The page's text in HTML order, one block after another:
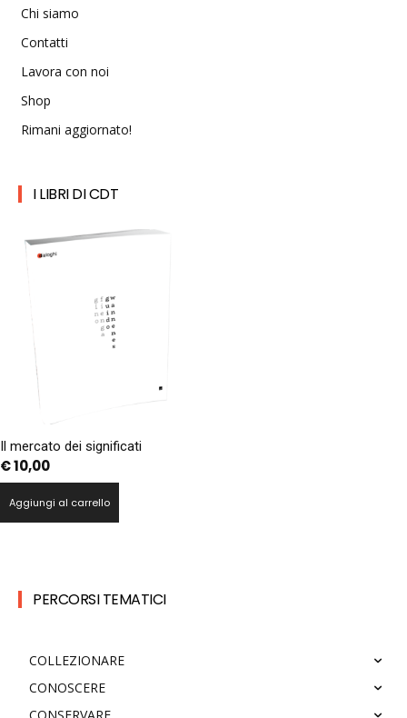
Chi siamo
Contatti
Lavora con noi
Shop
Rimani aggiornato!
I LIBRI DI CDT
Il mercato dei significati
€10,00
Aggiungi al carrello
PERCORSI TEMATICI
COLLEZIONARE
CONOSCERE